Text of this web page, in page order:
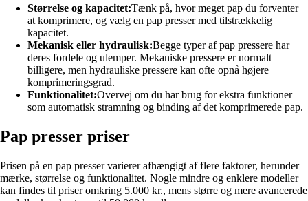
Størrelse og kapacitet:Tænk på, hvor meget pap du forventer
at komprimere, og vælg en pap presser med tilstrækkelig
kapacitet.
Mekanisk eller hydraulisk:Begge typer af pap pressere har
deres fordele og ulemper. Mekaniske pressere er normalt
billigere, men hydrauliske pressere kan ofte opnå højere
komprimeringsgrad.
Funktionalitet:Overvej om du har brug for ekstra funktioner
som automatisk stramning og binding af det komprimerede pap.
Pap presser priser
Prisen på en pap presser varierer afhængigt af flere faktorer, herunder
mærke, størrelse og funktionalitet. Nogle mindre og enklere modeller
kan findes til priser omkring 5.000 kr., mens større og mere avancerede